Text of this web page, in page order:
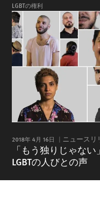
LGBTの権利
2018年 4月 16日 ニュースリ
「もう独りじゃな
LGBTの人びとの声